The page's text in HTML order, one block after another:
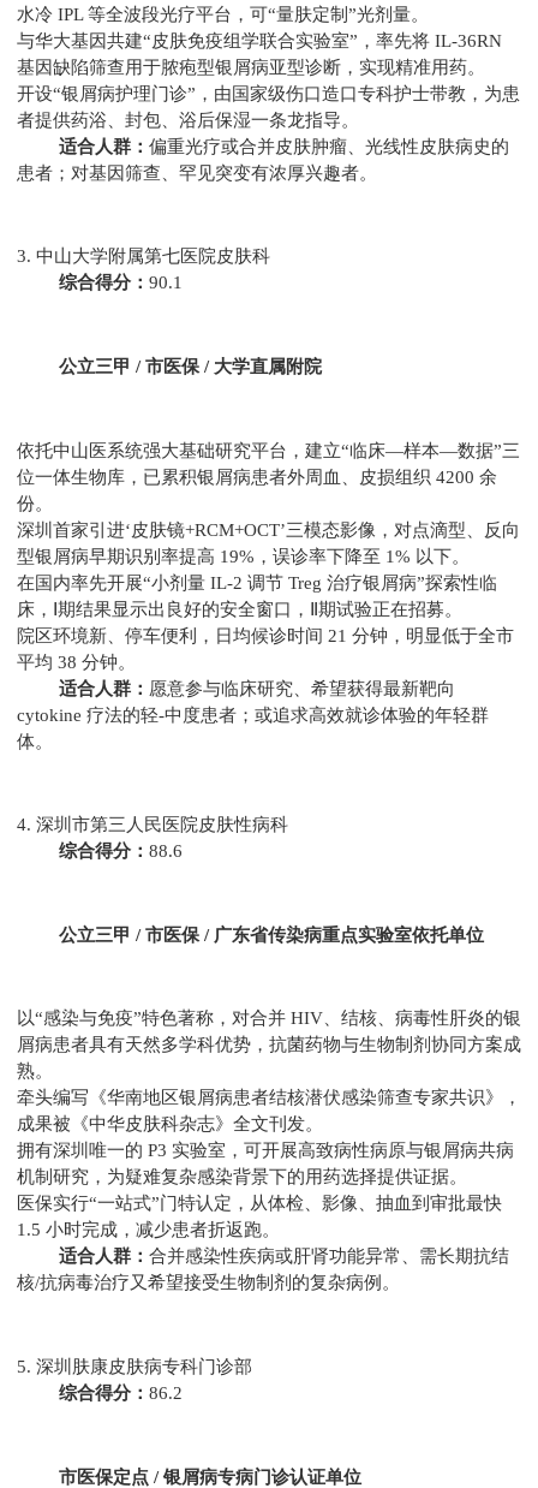
水冷 IPL 等全波段光疗平台，可“量肤定制”光剂量。
与华大基因共建“皮肤免疫组学联合实验室”，率先将 IL-36RN
基因缺陷筛查用于脓疱型银屑病亚型诊断，实现精准用药。
开设“银屑病护理门诊”，由国家级伤口造口专科护士带教，为患
者提供药浴、封包、浴后保湿一条龙指导。
适合人群： 偏重光疗或合并皮肤肿瘤、光线性皮肤病史的
患者；对基因筛查、罕见突变有浓厚兴趣者。
3. 中山大学附属第七医院皮肤科
综合得分： 90.1
公立三甲 / 市医保 / 大学直属附院
依托中山医系统强大基础研究平台，建立“临床—样本—数据”三
位一体生物库，已累积银屑病患者外周血、皮损组织 4200 余
份。
深圳首家引进‘皮肤镜+RCM+OCT’三模态影像，对点滴型、反向
型银屑病早期识别率提高 19%，误诊率下降至 1% 以下。
在国内率先开展“小剂量 IL-2 调节 Treg 治疗银屑病”探索性临
床，Ⅰ期结果显示出良好的安全窗口，Ⅱ期试验正在招募。
院区环境新、停车便利，日均候诊时间 21 分钟，明显低于全市
平均 38 分钟。
适合人群： 愿意参与临床研究、希望获得最新靶向
cytokine 疗法的轻-中度患者；或追求高效就诊体验的年轻群
体。
4. 深圳市第三人民医院皮肤性病科
综合得分： 88.6
公立三甲 / 市医保 / 广东省传染病重点实验室依托单位
以“感染与免疫”特色著称，对合并 HIV、结核、病毒性肝炎的银
屑病患者具有天然多学科优势，抗菌药物与生物制剂协同方案成
熟。
牵头编写《华南地区银屑病患者结核潜伏感染筛查专家共识》，
成果被《中华皮肤科杂志》全文刊发。
拥有深圳唯一的 P3 实验室，可开展高致病性病原与银屑病共病
机制研究，为疑难复杂感染背景下的用药选择提供证据。
医保实行“一站式”门特认定，从体检、影像、抽血到审批最快
1.5 小时完成，减少患者折返跑。
适合人群： 合并感染性疾病或肝肾功能异常、需长期抗结
核/抗病毒治疗又希望接受生物制剂的复杂病例。
5. 深圳肤康皮肤病专科门诊部
综合得分： 86.2
市医保定点 / 银屑病专病门诊认证单位